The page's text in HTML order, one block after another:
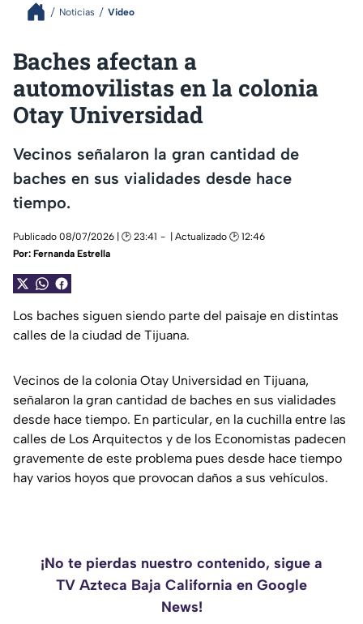
Noticias Video
Baches afectan a
automovilistas en la colonia
Otay Universidad
Vecinos señalaron la gran cantidad de
baches en sus vialidades desde hace
tiempo.
Publicado 08/07/2026 | 🕑 23:41
| Actualizado 🕑 12:46
Por: Fernanda Estrella
Los baches siguen siendo parte del paisaje en distintas
calles de la ciudad de Tijuana.
Vecinos de la colonia Otay Universidad en Tijuana,
señalaron la gran cantidad de baches en sus vialidades
desde hace tiempo. En particular, en la cuchilla entre las
calles de Los Arquitectos y de los Economistas padecen
gravemente de este problema pues desde hace tiempo
hay varios hoyos que provocan daños a sus vehículos.
¡No te pierdas nuestro contenido, sigue a
TV Azteca Baja California en Google
News!